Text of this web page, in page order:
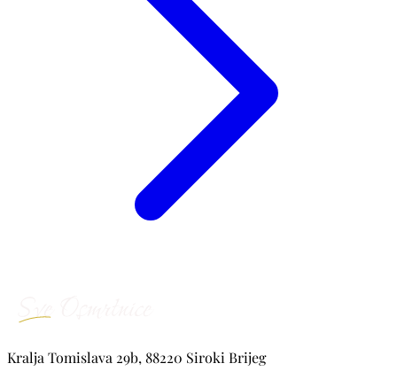
Kralja Tomislava 29b, 88220 Siroki Brijeg